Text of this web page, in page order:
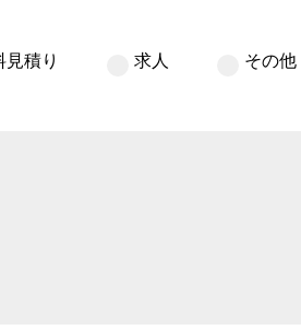
見積り 求人 その他